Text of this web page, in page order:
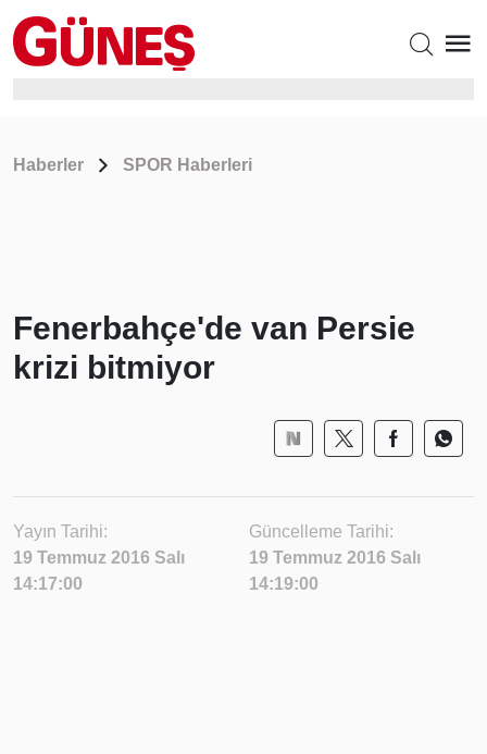
Haberler SPOR Haberleri
Fenerbahçe'de van Persie
krizi bitmiyor
Yayın Tarihi:
19 Temmuz 2016 Salı
14:17:00
Güncelleme Tarihi:
19 Temmuz 2016 Salı
14:19:00